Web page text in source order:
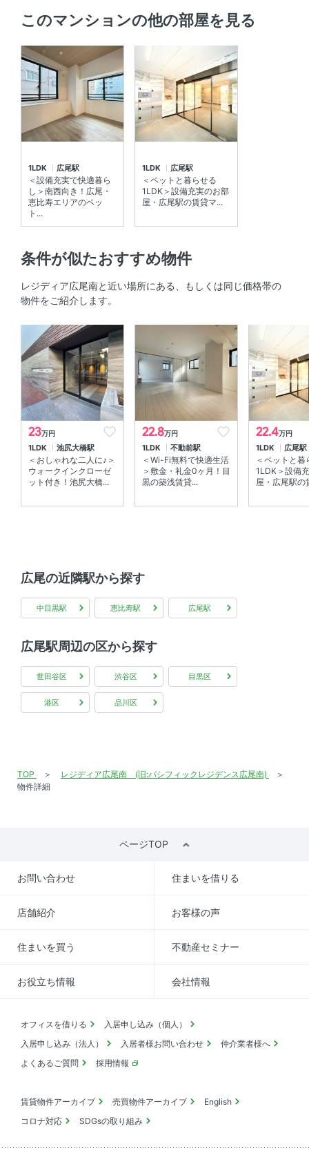
キッチン
システムキッチン 、 2口コンロ 、 コンロ2口以上
セキュリティ
オートロック 、 ＴＶモニタ付きインターホン 、 防犯カメ
ラ
室内洗濯機置場 、 エアコン
部屋の特徴
エレベーター 、 宅配ボックス 、 敷地内ゴミ箱
このマンションの他の部屋を見る
1LDK 広尾駅
＜設備充実で快適暮ら
し＞南西向き！広尾・
恵比寿エリアのペッ
ト...
1LDK 広尾駅
＜ペットと暮らせる
1LDK＞設備充実のお部
屋・広尾駅の賃貸マ...
条件が似たおすすめ物件
レジディア広尾南と近い場所にある、もしくは同じ価格帯の
物件をご紹介します。
23万円
1LDK 池尻大橋駅
＜おしゃれな二人に♪＞
ウォークインクローゼ
ット付き！池尻大橋...
22.8万円
1LDK 不動前駅
＜Wi-Fi無料で快適生活
＞敷金・礼金0ヶ月！目
黒の築浅賃貸...
22.4万円
1LDK 広尾駅
＜ペットと暮
1LDK＞設備
屋・広尾駅の
広尾の近隣駅から探す
中目黒駅 恵比寿駅 広尾駅
広尾駅周辺の区から探す
世田谷区 渋谷区 目黒区
港区 品川区
TOP
レジディア広尾南 (旧:パシフィックレジデンス広尾南)
物件詳細
ページTOP
お問い合わせ 住まいを借りる
店舗紹介 お客様の声
住まいを買う 不動産セミナー
お役立ち情報 会社情報
オフィスを借りる
入居申し込み（個人）
入居申し込み（法人）
入居者様お問い合わせ
仲介業者様へ
よくあるご質問
採用情報
賃貸物件アーカイブ 売買物件アーカイブ
English
コロナ対応
SDGsの取り組み